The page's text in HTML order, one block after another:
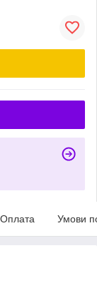
Оплата Умови